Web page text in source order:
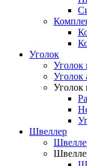
Уголок
Уголок
Уголок
Швеллер